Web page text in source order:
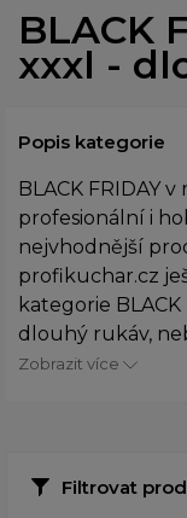
BLACK
xxxl -
Popis kategorie
BLACK FRIDAY
profesionální i
nejvhodnější
profikuchar.cz
kategorie BLACK
dlouhý rukáv,
Zobrazit více
Filtrovat